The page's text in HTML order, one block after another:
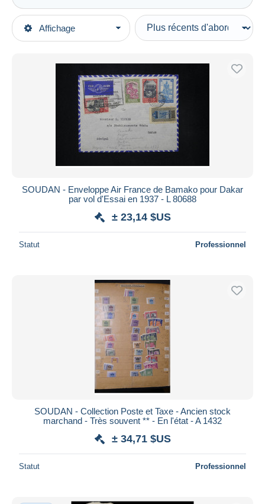
Affichage
Catégories principales
Europe
France (ex-colonies & protectorats)
Soudan (1894-1902)
Autres & non classés
Types de vente
En cours
Enchères avec offres
Enchères sans offres
Maisons de vente
depuis
jours
Prix
Uniquement en réduction
Livraison gratuite
Méthodes de paiement
Virement bancaire
iDeal
SOUDAN - Enveloppe Air France de Bamako pour Dakar
par vol d'Essai en 1937 - L 80688
± 23,14 $US
Statut Professionnel
SOUDAN - Collection Poste et Taxe - Ancien stock
marchand - Très souvent ** - En l'état - A 1432
± 34,71 $US
Statut Professionnel